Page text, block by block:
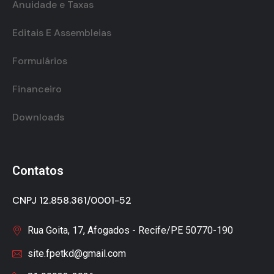
Anuidade e Taxas
Editais E Assembleias
Formulários
Financeiro
Downloads
Contatos
CNPJ 12.858.361/0001-52
Rua Goita, 17, Afogados - Recife/PE 50770-190
site.fpetkd@gmail.com